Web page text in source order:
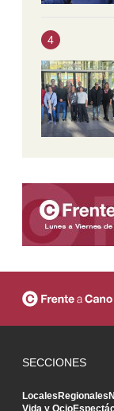
4
SECCIONES
LocalesRegionales
Vida y Ocio